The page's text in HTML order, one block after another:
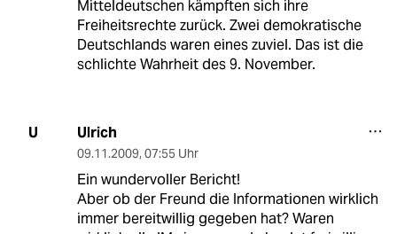
Mitteldeutschen kämpften sich ihre
Freiheitsrechte zurück. Zwei demokratische
Deutschlands waren eines zuviel. Das ist die
schlichte Wahrheit des 9. November.
U Ulrich
09.11.2009, 07:55 Uhr
Ein wundervoller Bericht!
Aber ob der Freund die Informationen wirklich
immer bereitwillig gegeben hat? Waren